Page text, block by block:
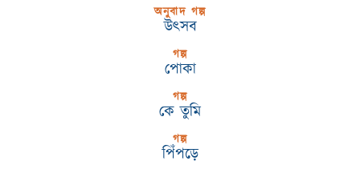
অনুবাদ গল্প
উৎসব
গল্প
পোকা
গল্প
কে তুমি
গল্প
পিঁপড়ে